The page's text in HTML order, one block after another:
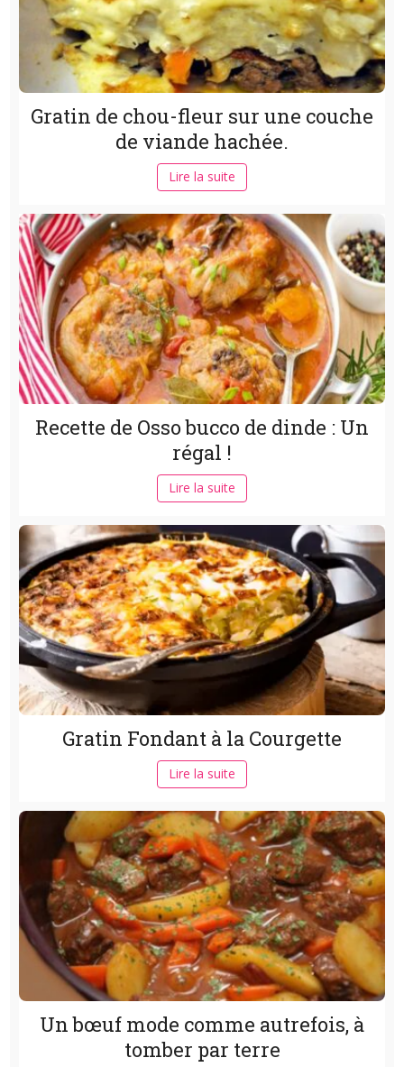
Gratin de chou-fleur sur une couche
de viande hachée.
Lire la suite
Recette de Osso bucco de dinde : Un
régal !
Lire la suite
Gratin Fondant à la Courgette
Lire la suite
Un bœuf mode comme autrefois, à
tomber par terre